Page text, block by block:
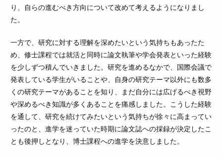
り、自らの進むべき方向について改めて考えるようになりまし
た。
一方で、研究に対する理解を深めたいという気持ちもあったた
め、修士課程では就活と同時に論文執筆や学会発表といった経験
を少しずつ積んでいきました。研究を進めるなかで、国際会議で
発表している学生がいることや、自身の研究テーマ以外にも数多
くの研究テーマがあることを知り、まだ自分には広げるべき視野
や深めるべき知識が多くあることを痛感しました。こうした経験
を通して、研究を続けてみたいという気持ちが徐々に高まってい
ったのと、進学を迷っていた時期に論文誌への採録が決定したこ
とも後押しとなり、博士課程への進学を決意しました。